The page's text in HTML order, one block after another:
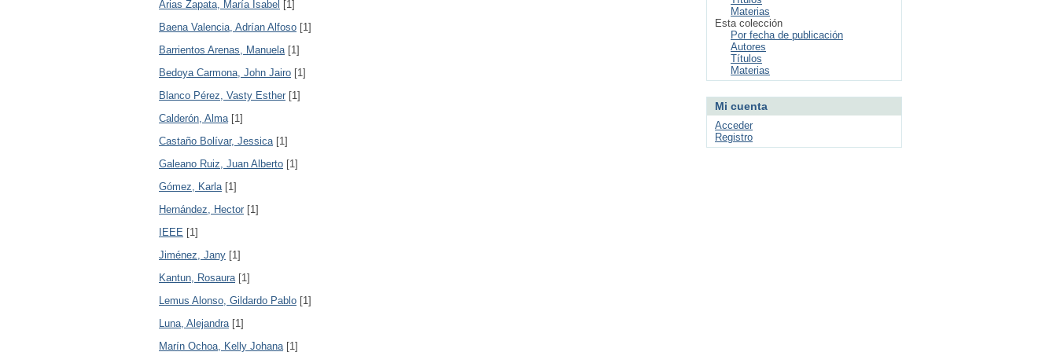
Arias Zapata, María Isabel [1]
Baena Valencia, Adrían Alfoso [1]
Barrientos Arenas, Manuela[1]
Bedoya Carmona, John Jairo [1]
Blanco Pérez, Vasty Esther [1]
Calderón, Alma[1]
Castaño Bolívar, Jessica[1]
Galeano Ruiz, Juan Alberto [1]
Gómez, Karla[1]
Hernández, Hector [1]
IEEE [1]
Jiménez, Jany [1]
Kantun, Rosaura[1]
Lemus Alonso, Gildardo Pablo [1]
Luna, Alejandra[1]
Marín Ochoa, Kelly Johana[1]
Materias
Esta colección
Por fecha de publicación
Autores
Títulos
Materias
Mi cuenta
Acceder
Registro